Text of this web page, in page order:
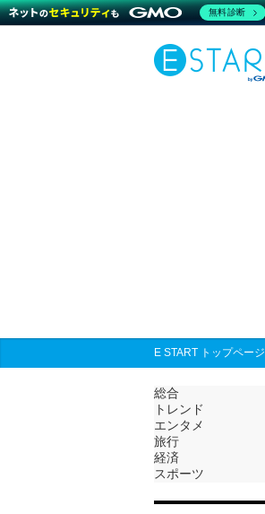
E START トップページ
総合
トレンド
エンタメ
旅行
経済
スポーツ
無料診断